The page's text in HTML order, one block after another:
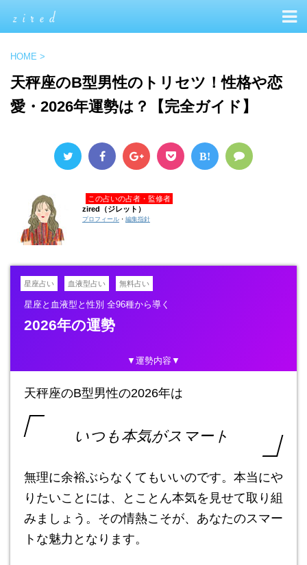
HOME >
天秤座のB型男性のトリセツ！性格や恋
愛・2026年運勢は？【完全ガイド】
B!
この占いの占者・監修者
zired（ジレット）
プロフィール ・ 編集指針
星座占い 血液型占い 無料占い
星座と血液型と性別 全96種から導く
2026年の運勢
▼運勢内容▼
天秤座のB型男性の2026年は
いつも本気がスマート
無理に余裕ぶらなくてもいいのです。本当にや
りたいことには、とことん本気を見せて取り組
みましょう。その情熱こそが、あなたのスマー
トな魅力となります。